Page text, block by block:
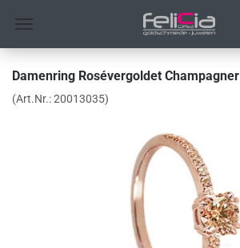
Damenring Rosévergoldet Champagner
(Art.Nr.:20013035)